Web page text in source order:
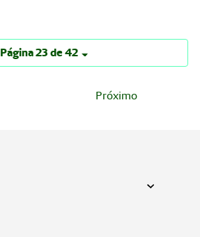
Página 23 de 42
Próximo